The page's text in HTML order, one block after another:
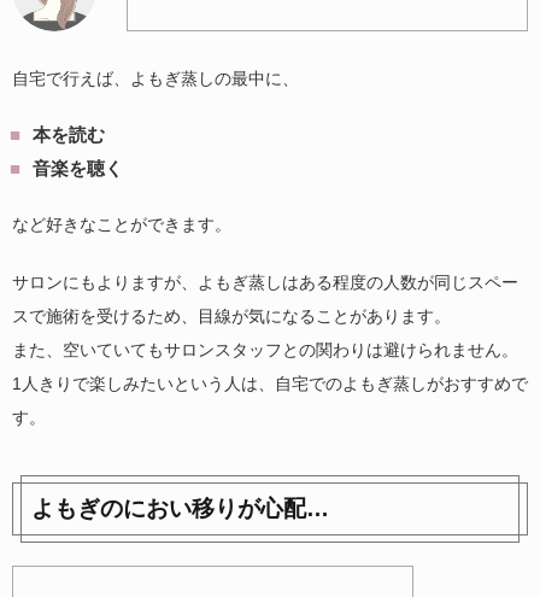
自宅で行えば、よもぎ蒸しの最中に、
本を読む
音楽を聴く
など好きなことができます。
サロンにもよりますが、よもぎ蒸しはある程度の人数が同じスペー
スで施術を受けるため、目線が気になることがあります。
また、空いていてもサロンスタッフとの関わりは避けられません。
1人きりで楽しみたいという人は、自宅でのよもぎ蒸しがおすすめで
す。
よもぎのにおい移りが心配…